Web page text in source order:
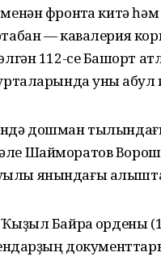
фронтҡа китә
— кавалерия
112-се Башҡорт
уны ҡабул
дошман
Шайморатов
янындағы алышта
Байраҡ ордены